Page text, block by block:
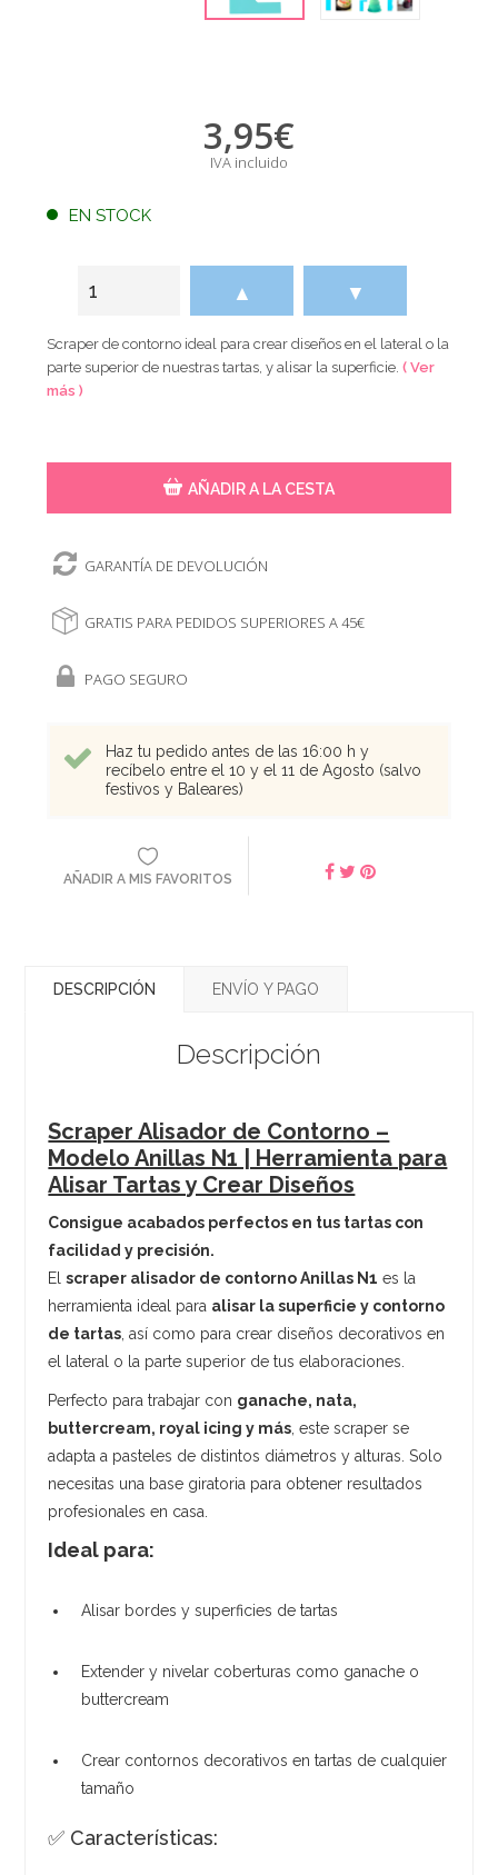
3,95€
IVA incluido
EN STOCK
▲ ▼
Scraper de contorno ideal para crear diseños en el lateral o la
parte superior de nuestras tartas, y alisar la superficie.( Ver
más )
AÑADIR A LA CESTA
GARANTÍA DE DEVOLUCIÓN
GRATIS PARA PEDIDOS SUPERIORES A 45€
PAGO SEGURO
Haz tu pedido antes de las 16:00 h y
recíbelo entre el 10 y el 11 de Agosto (salvo
festivos y Baleares)
AÑADIR A MIS FAVORITOS
DESCRIPCIÓN ENVÍO Y PAGO
Descripción
Scraper Alisador de Contorno –
Modelo Anillas N1 | Herramienta para
Alisar Tartas y Crear Diseños
Consigue acabados perfectos en tus tartas con
facilidad y precisión.
Elscraper alisador de contorno Anillas N1 es la
herramienta ideal para alisar la superficie y contorno
de tartas , así como para crear diseños decorativos en
el lateral o la parte superior de tus elaboraciones.
Perfecto para trabajar con ganache, nata,
buttercream, royal icing y más , este scraper se
adapta a pasteles de distintos diámetros y alturas. Solo
necesitas una base giratoria para obtener resultados
profesionales en casa.
Ideal para:
Alisar bordes y superficies de tartas
Extender y nivelar coberturas como ganache o
buttercream
Crear contornos decorativos en tartas de cualquier
tamaño
✅ Características: